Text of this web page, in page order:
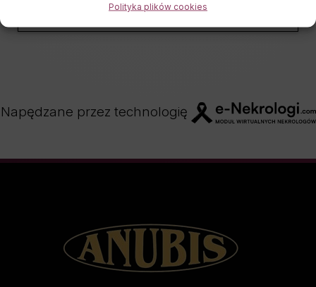
Polityka plików cookies
Napędzane przez technologię